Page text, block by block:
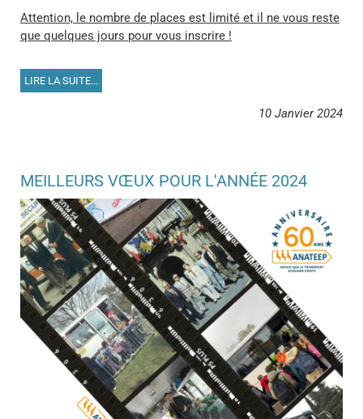
Attention, le nombre de places est limité et il ne vous reste
que quelques jours pour vous inscrire !
LIRE LA SUITE...
10 Janvier 2024
MEILLEURS VŒUX POUR L'ANNÉE 2024